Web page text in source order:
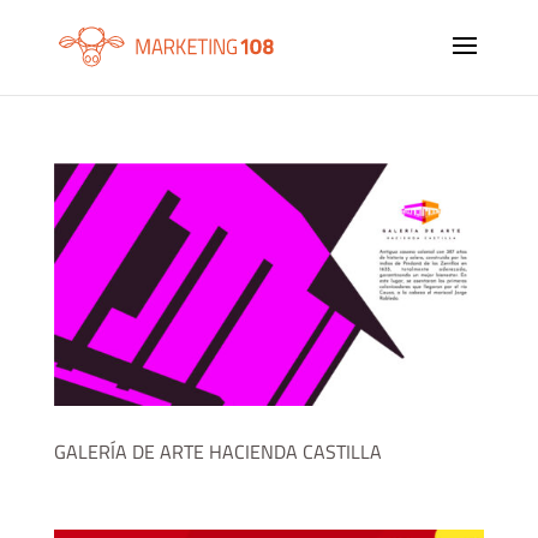
GALERÍA DE ARTE HACIENDA CASTILLA